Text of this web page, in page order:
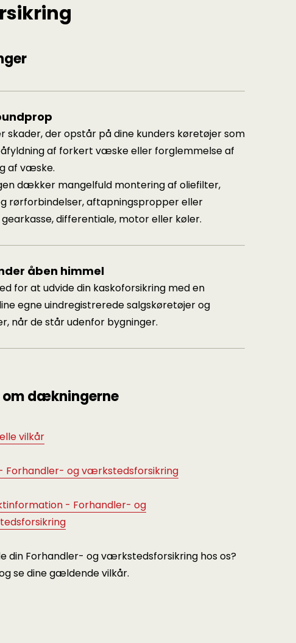
skader, der opstår på dine kunders køretøjer som
af forkert væske eller forglemmelse af
af væske.
dækker mangelfuld montering af oliefilter,
rørforbindelser, aftapningspropper eller
differentiale, motor eller køler.
åben himmel
for at udvide din kaskoforsikring med en
egne uindregistrerede salgskøretøjer og
når de står udenfor bygninger.
dækningerne
vilkår
Forhandler- og værkstedsforsikring
- Forhandler- og
din Forhandler- og værkstedsforsikring hos os?
se dine gældende vilkår.